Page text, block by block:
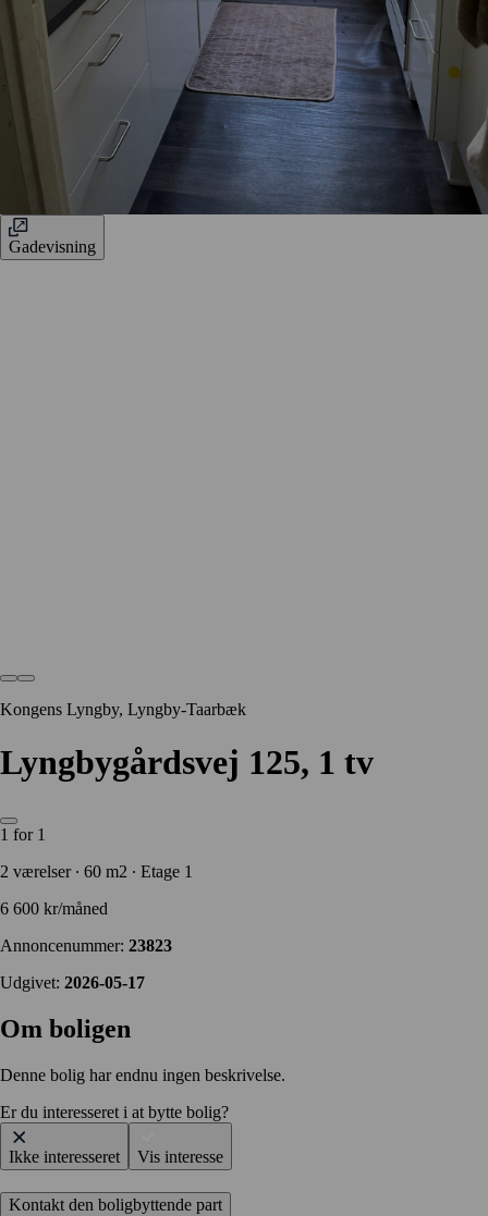
Gadevisning
Kongens Lyngby, Lyngby-Taarbæk
Lyngbygårdsvej 125, 1 tv
1 for 1
2 værelser ∙ 60 m2 ∙ Etage 1
6 600 kr/måned
Annoncenummer: 23823
Udgivet: 2026-05-17
Om boligen
Denne bolig har endnu ingen beskrivelse.
Er du interesseret i at bytte bolig?
Ikke interesseret Vis interesse
Kontakt den boligbyttende part